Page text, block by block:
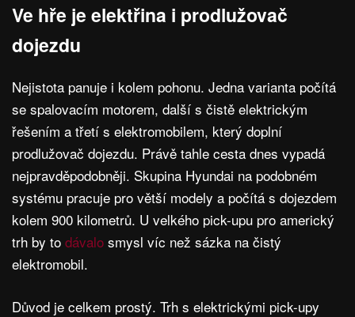
Ve hře je elektřina i prodlužovač
dojezdu
Nejistota panuje i kolem pohonu. Jedna varianta počítá
se spalovacím motorem, další s čistě elektrickým
řešením a třetí s elektromobilem, který doplní
prodlužovač dojezdu. Právě tahle cesta dnes vypadá
nejpravděpodobněji. Skupina Hyundai na podobném
systému pracuje pro větší modely a počítá s dojezdem
kolem 900 kilometrů. U velkého pick-upu pro americký
trh by to dávalo smysl víc než sázka na čistý
elektromobil.
Důvod je celkem prostý. Trh s elektrickými pick-upy